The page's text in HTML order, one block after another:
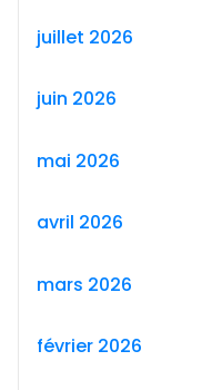
juillet 2026
juin 2026
mai 2026
avril 2026
mars 2026
février 2026